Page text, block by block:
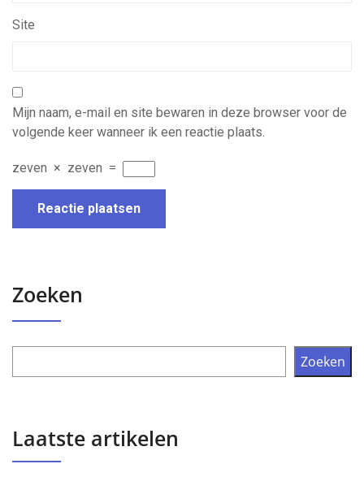
Site
Mijn naam, e-mail en site bewaren in deze browser voor de
volgende keer wanneer ik een reactie plaats.
zeven × zeven =
Zoeken
Zoeken
Laatste artikelen